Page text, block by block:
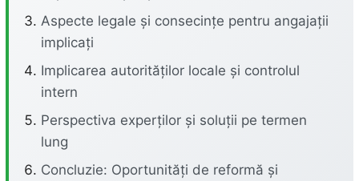
Aspecte legale și consecințe pentru angajații
implicați
Implicarea autorităților locale și controlul
intern
Perspectiva experților și soluții pe termen
lung
Concluzie: Oportunități de reformă și